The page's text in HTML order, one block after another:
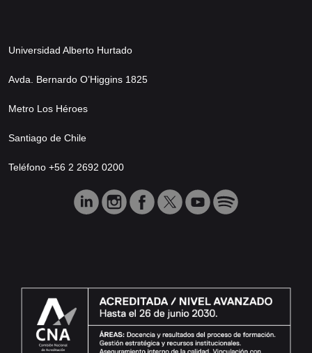
Universidad Alberto Hurtado
Avda. Bernardo O’Higgins 1825
Metro Los Héroes
Santiago de Chile
Teléfono +56 2 2692 0200